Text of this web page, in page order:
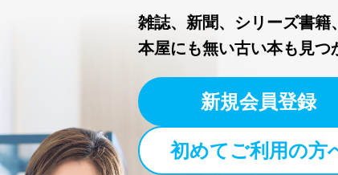
貴殿の個人情報及び当
適切、かつ迅速に対応
株式会社富士山マガジ
TEL：0570-200-223
改訂：2025年2月20日
雑誌、新聞、シリーズ書籍
本屋にも無い古い本も見つ
新規会員登録
初めてご利用の方